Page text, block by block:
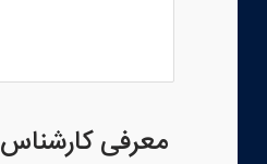
معرفی کارشناس